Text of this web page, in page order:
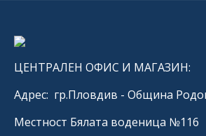
ЦЕНТРАЛЕН ОФИС И МАГАЗИН:
Адрес: гр.Пловдив - Община
Местност Бялата воденица №116